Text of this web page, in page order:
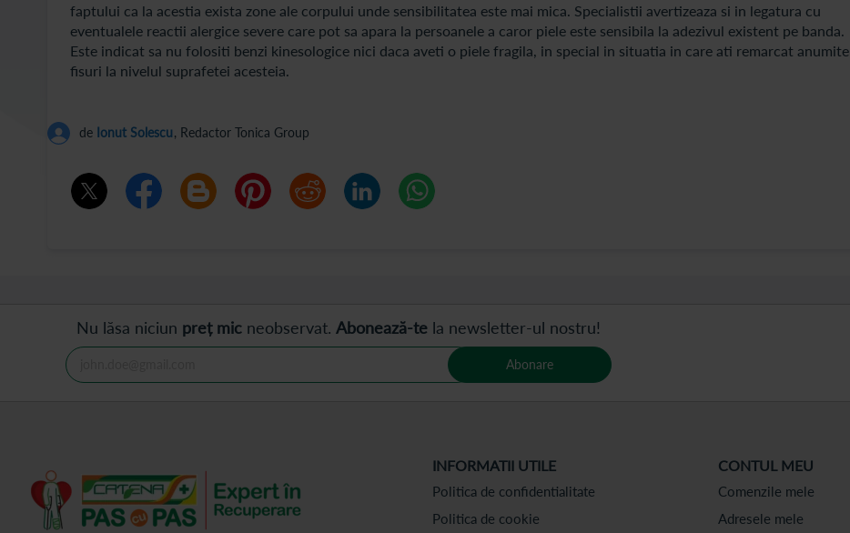
faptului ca la acestia exista zone ale corpului unde sensibilitatea este mai mica. Specialistii avertizeaza si in legatura cu
eventualele reactii alergice severe care pot sa apara la persoanele a caror piele este sensibila la adezivul existent pe banda.
Este indicat sa nu folositi benzi kinesologice nici daca aveti o piele fragila, in special in situatia in care ati remarcat anumite
fisuri la nivelul suprafetei acesteia.
de Ionut Solescu, Redactor Tonica Group
Nu lăsa niciun preț mic neobservat. Abonează-te la newsletter-ul nostru!
Abonare
INFORMATII UTILE
Politica de confidentialitate
Politica de cookie
CONTUL MEU
Comenzile mele
Adresele mele